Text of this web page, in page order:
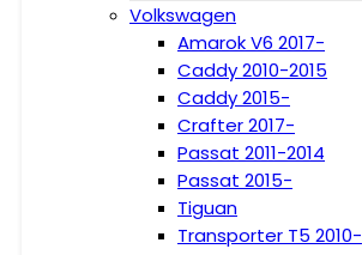
Volkswagen
Amarok V6 2017-
Caddy 2010-2015
Caddy 2015-
Crafter 2017-
Passat 2011-2014
Passat 2015-
Tiguan
Transporter T5 2010-